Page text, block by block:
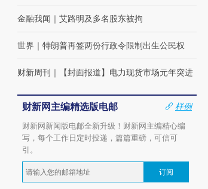
金融我闻 ｜ 艾路明及多名股东被拘
世界 ｜ 特朗普再签两份行政令限制出生公民权
财新周刊 ｜ 【封面报道】电力现货市场元年突进
财新网主编精选版电邮
样例
财新网新闻版电邮全新升级！财新网主编精心编
写，每个工作日定时投递，篇篇重磅，可信可
引。
订阅